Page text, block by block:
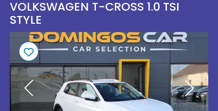
VOLKSWAGEN T-CROSS 1.0 TSI
STYLE